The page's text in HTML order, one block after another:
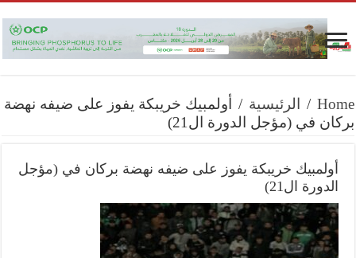
Home
/ الرئيسية /
أولمبيك خريبكة يفوز على ضيفه نهضة
بركان في (مؤجل الدورة ال21)
أولمبيك خريبكة يفوز على ضيفه نهضة بركان في (مؤجل
الدورة ال21)